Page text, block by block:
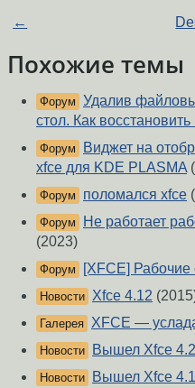
←
Похожие темы
Форум Удалив
стол. Как
Форум
Виджет на
xfce для KDE PLASMA
Форум поломался xfce
Форум
Не работает
(2023)
Форум [XFCE] Рабочие
Новости Xfce 4.12
Галерея XFCE —
Новости Вышел Xfce
Новости Вышел Xfce